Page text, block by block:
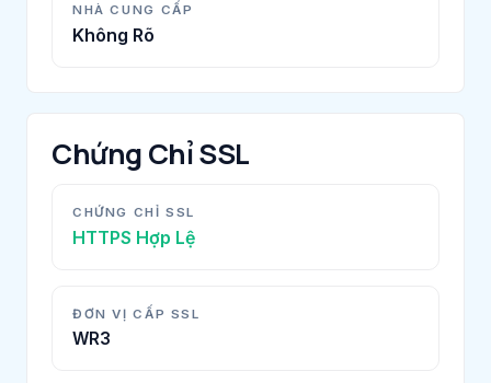
NHÀ CUNG CẤP
Không Rõ
Chứng Chỉ SSL
CHỨNG CHỈ SSL
HTTPS Hợp Lệ
ĐƠN VỊ CẤP SSL
WR3